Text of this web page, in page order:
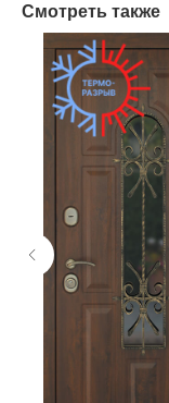
Смотреть также